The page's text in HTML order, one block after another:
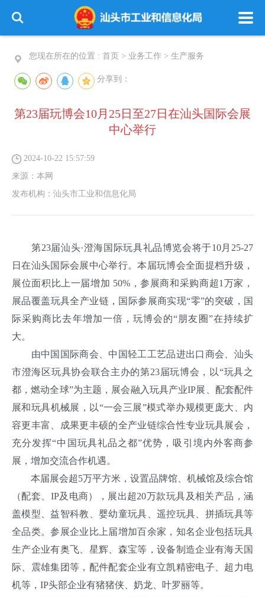
您现在所在的位置 : 首页 > 业务工作 > 生产服务
分享到：
第23届玩博会10月25日至27日在汕头国际会展
中心举行
2024-10-22 15:57:59
来源： 本网
发布机构： 汕头市工业和信息化局
第23届汕头·澄海国际玩具礼品博览会将于10月25-27
日在汕头国际会展中心举行。本届玩博会全面提档升级，
展位面积比上一届增加 50%，参展商和采购商超1万家，
展品覆盖玩具全产业链，国际参展商实现“零”的突破，国
际采购商比去年增加一倍，玩博会的“朋友圈”在持续扩
大。
由中国国际商会、中国轻工工艺品进出口商会、汕头
市澄海区玩具协会联合主办的第23届玩博会，以“玩具之
都，燃动全球”为主题，展会融入玩具产业IP展、配套配件
展和玩具机械展，以“一会三展”模式举办规模更庞大、内
容更丰富、成果更丰硕的全产业链综合性专业玩具展会，
充分发挥“中国玩具礼品之都”优势，吸引境内外客商参
展，增加交流合作机遇。
本届展会超5万平方米，设置品牌馆、机械馆及综合馆
（配套、IP及电商），展出超20万款玩具及相关产品，涵
盖模型、益智科教、婴幼童玩具、遥控玩具、拼插玩具等
全品类。参展企业比上届增加百余家，知名企业包括玩具
生产企业有奥飞、星辉、森宝等，设备制造企业有海天国
际、震雄集团等，配件配套企业有立凯精密电子、超力电
机等，IP头部企业有猪猪侠、奶龙、叶罗丽等。